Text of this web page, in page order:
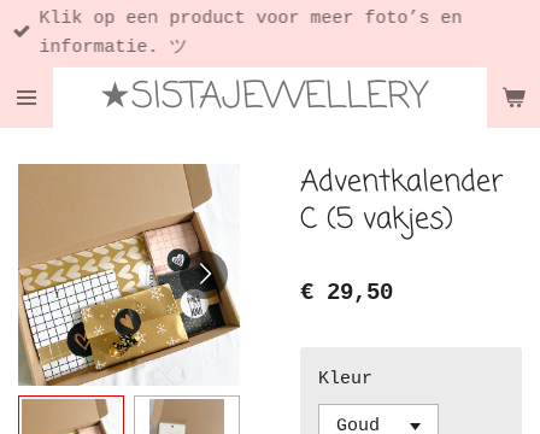
Ga
direct
de
★SISTAJEWELLERY
Klik op een product voor meer foto’s en
informatie. ツ
Adventkalender
C (5 vakjes)
€ 29,50
Kleur